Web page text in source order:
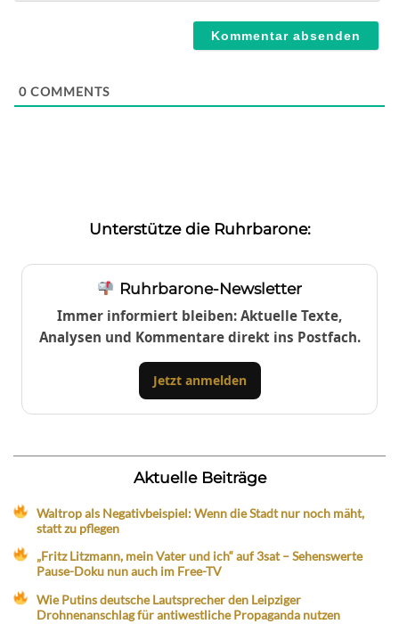
0 COMMENTS
Unterstütze die Ruhrbarone:
Ruhrbarone-Newsletter
Immer informiert bleiben: Aktuelle Texte,
Analysen und Kommentare direkt ins Postfach.
Jetzt anmelden
Aktuelle Beiträge
Waltrop als Negativbeispiel: Wenn die Stadt nur noch mäht,
statt zu pflegen
„Fritz Litzmann, mein Vater und ich“ auf 3sat – Sehenswerte
Pause-Doku nun auch im Free-TV
Wie Putins deutsche Lautsprecher den Leipziger
Drohnenanschlag für antiwestliche Propaganda nutzen